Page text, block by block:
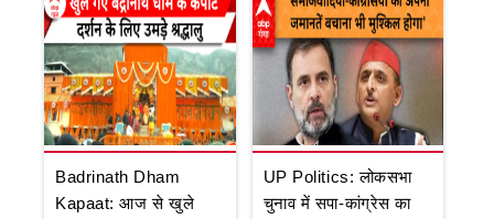
Badrinath Dham
Kapaat: आज से खुले
UP Politics: लोकसभा
चुनाव में सपा-कांग्रेस का